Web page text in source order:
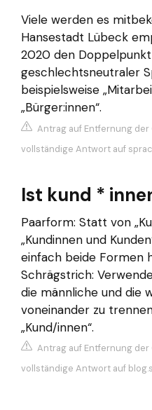
Viele werden es
Hansestadt Lübeck
2020 den
geschlechtsneutraler
beispielsweise
„Bürger:innen“.
Antrag auf Entfernung der
vollständige Antwort auf
Ist kund *
Paarform: Statt von
„Kundinnen und
einfach beide Formen
Schrägstrich:
die männliche und die
voneinander zu
„Kund/innen“.
Antrag auf Entfernung der
vollständige Antwort auf